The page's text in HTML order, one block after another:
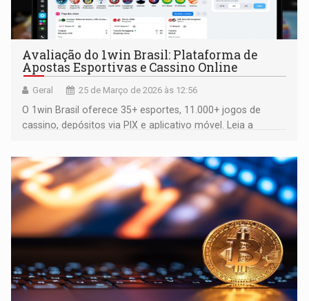
Avaliação do 1win Brasil: Plataforma de
Apostas Esportivas e Cassino Online
Geral 25 de Março de 2026 às 12:56
O 1win Brasil oferece 35+ esportes, 11.000+ jogos de
cassino, depósitos via PIX e aplicativo móvel. Leia a